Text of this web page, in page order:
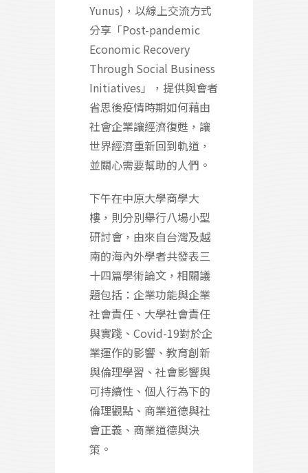
Yunus)，以線上交流方式
分享「Post-pandemic
Economic Recovery
Through Social Business
Initiatives」，提供與會者
省思後疫情時期如何藉由
社會企業讓經濟復甦，讓
世界經濟重新回到軌道，
並關心需要幫助的人們。
下午在中原大學商學大
樓，則分別舉行八場小型
研討會，由來自台灣及越
南的海內外學者共發表三
十四篇學術論文，相關議
題包括：企業功能與企業
社會責任、大學社會責任
與實踐、Covid-19對於企
業運作的影響、教育創新
與倫理學習、社會影響與
可持續性、個人行為下的
倫理觀點、商業道德與社
會正義、商業道德與決
策。